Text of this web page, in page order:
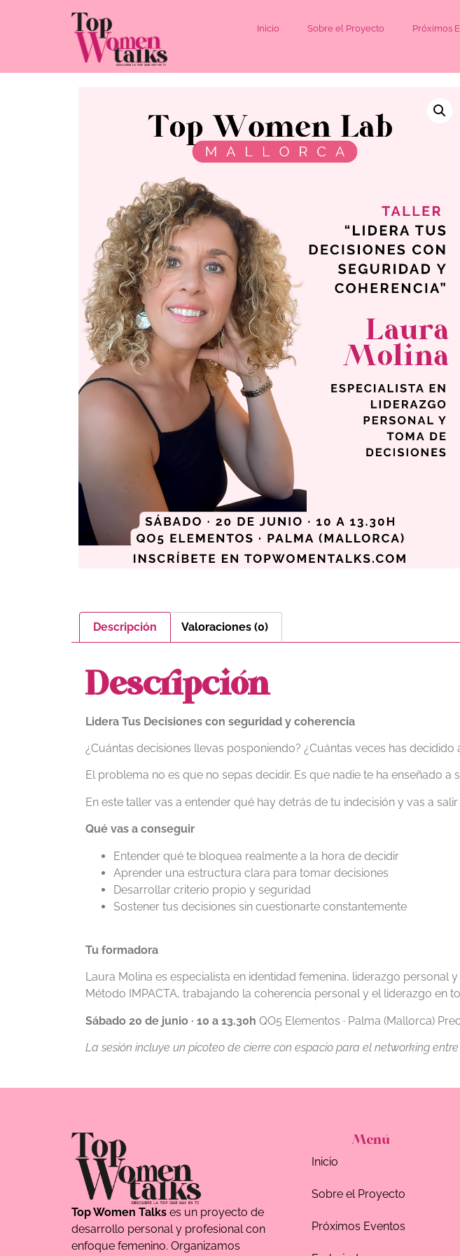
Inicio Sobre el Proyecto Próximos
Descripción Valoraciones (0)
Descripción
Lidera Tus Decisiones con seguridad y coherencia
¿Cuántas decisiones llevas posponiendo? ¿Cuántas veces has
El problema no es que no sepas decidir. Es que nadie te ha enseñado
En este taller vas a entender qué hay detrás de tu indecisión y vas a
Qué vas a conseguir
Entender qué te bloquea realmente a la hora de decidir
Aprender una estructura clara para tomar decisiones
Desarrollar criterio propio y seguridad
Sostener tus decisiones sin cuestionarte constantemente
Tu formadora
Laura Molina es especialista en identidad femenina, liderazgo
Método IMPACTA, trabajando la coherencia personal y el liderazgo en
Sábado 20 de junio · 10 a 13.30h QO5 Elementos · Palma (Mallorca)
La sesión incluye un picoteo de cierre con espacio para el networking
Top Women Talks es un proyecto de
desarrollo personal y profesional con
enfoque femenino. Organizamos
Menú
Inicio
Sobre el Proyecto
Próximos Eventos